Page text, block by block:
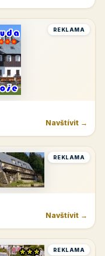
REKLAMA
Navštívit →
REKLAMA
Navštívit →
REKLAMA